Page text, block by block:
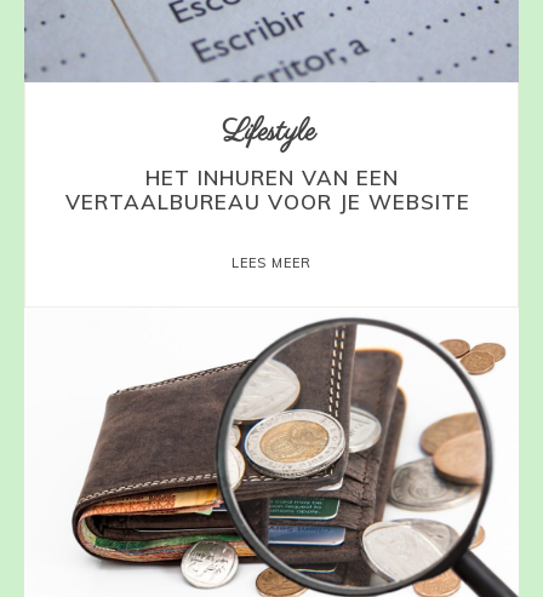
Lifestyle
HET INHUREN VAN EEN
VERTAALBUREAU VOOR JE WEBSITE
LEES MEER